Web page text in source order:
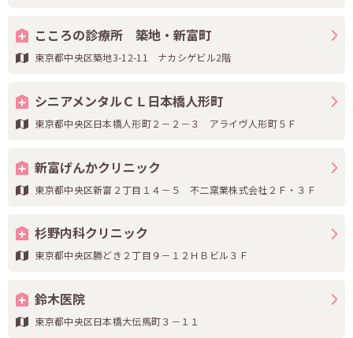
こころの診療所 築地・新富町
東京都中央区築地3-12-11 ナカシゲビル2階
シニアメンタルＣＬ日本橋人形町
東京都中央区日本橋人形町２－２－３ アライヴ人形町５Ｆ
新富げんかクリニック
東京都中央区新富２丁目１４－５ 不二窯業株式会社２Ｆ・３Ｆ
杉野内科クリニック
東京都中央区勝どき２丁目９－１２ＨＢビル３Ｆ
鈴木医院
東京都中央区日本橋大伝馬町３－１１